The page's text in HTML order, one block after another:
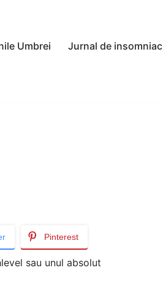
Umbrei Jurnal de insomniac
Pinterest
sau unul absolut